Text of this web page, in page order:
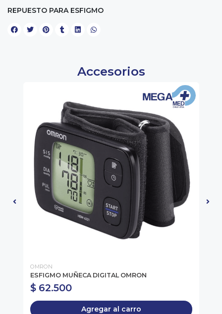
REPUESTO PARA ESFIGMO
Accesorios
OMRON
ESFIGMO MUÑECA DIGITAL OMRON
$ 62.500
Agregar al carro